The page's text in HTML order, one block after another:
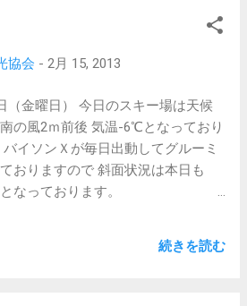
協会 - 2月 15, 2013
（金曜日） 今日のスキー場は天候
の風2ｍ前後 気温-6℃となっており
バイソンＸが毎日出動してグルーミ
おりますので 斜面状況は本日も
なっております。
遠足）と中標津町立開陽小学校の2
続きを読む